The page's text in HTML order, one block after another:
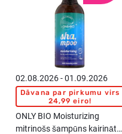
02.08.2026 - 01.09.2026
Dāvana par pirkumu virs
24,99 eiro!
ONLY BIO Moisturizing
mitrinošs šampūns kairinātai